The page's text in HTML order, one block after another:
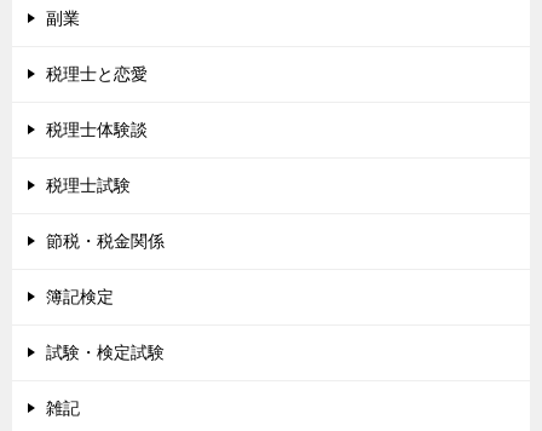
副業
税理士と恋愛
税理士体験談
税理士試験
節税・税金関係
簿記検定
試験・検定試験
雑記